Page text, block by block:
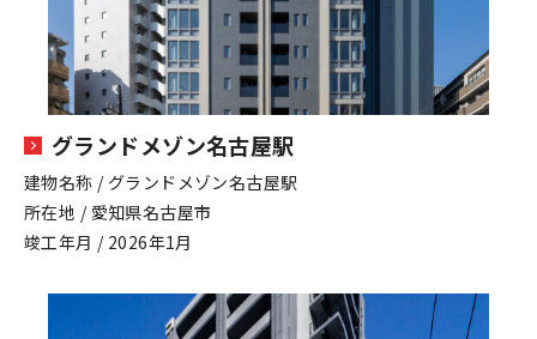
グランドメゾン名古屋駅
建物名称 / グランドメゾン名古屋駅
所在地 / 愛知県名古屋市
竣工年月 / 2026年1月